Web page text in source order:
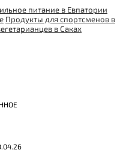
питание в Евпатории
Продукты для спортсменов в
в Саках